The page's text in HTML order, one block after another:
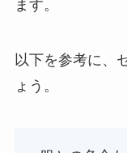
ます。
以下を参考に、
ょう。